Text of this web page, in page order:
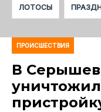
ЛОТОСЫ
ПРОИСШЕСТВИЯ
В